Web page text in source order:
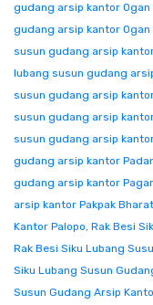
gudang arsip kantor Ogan
gudang arsip kantor Ogan
susun gudang arsip
lubang susun gudang
susun gudang arsip
susun gudang arsip
susun gudang arsip
gudang arsip kantor
gudang arsip kantor
arsip kantor Pakpak Bharat
Kantor Palopo, Rak Besi
Rak Besi Siku Lubang
Siku Lubang Susun
Susun Gudang Arsip